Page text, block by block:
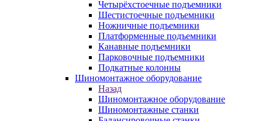
Четырёхстоечные подъемники
Шестистоечные подъемники
Ножничные подъемники
Платформенные подъемники
Канавные подъемники
Парковочные подъемники
Подкатные колонны
Шиномонтажное оборудование
Назад
Шиномонтажное оборудование
Шиномонтажные станки